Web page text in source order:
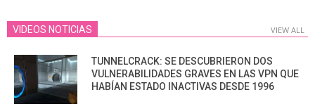
VIDEOS NOTICIAS VIEW ALL
TUNNELCRACK: SE DESCUBRIERON DOS
VULNERABILIDADES GRAVES EN LAS VPN QUE
HABÍAN ESTADO INACTIVAS DESDE 1996